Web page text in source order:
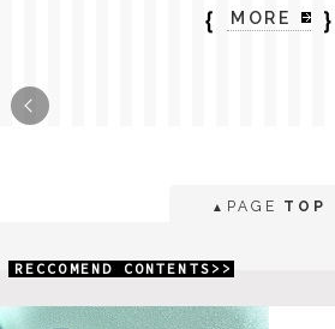
｛ MORE ｝
▲ PAGE TOP
RECCOMEND CONTENTS>>